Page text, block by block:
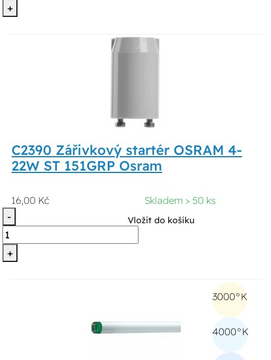
+
C2390 Zářivkový startér OSRAM 4-
22W ST 151GRP Osram
16,00 Kč
Skladem > 50 ks
-
+
Vložit do košíku
3000°K
4000°K